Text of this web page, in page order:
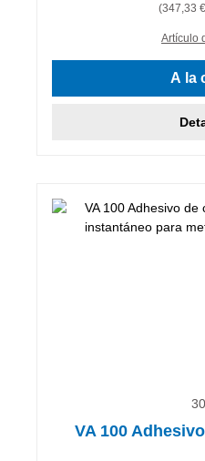
(347,33
Artículo
A la
VA 100